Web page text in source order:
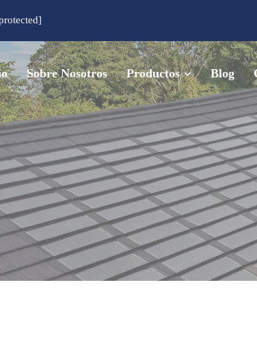
Sobre Nosotros Productos Blog